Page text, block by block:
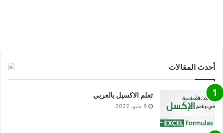
أحدث المقالات
تعلم الاكسيل بالعربي
8 مايو، 2022